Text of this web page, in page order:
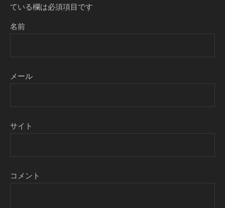
ている欄は必須項目です
名前
メール
サイト
コメント